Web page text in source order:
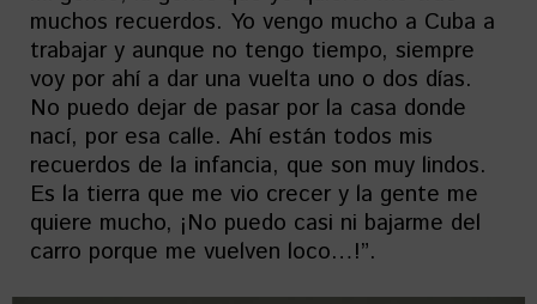
muchos recuerdos. Yo vengo mucho a Cuba a
trabajar y aunque no tengo tiempo, siempre
voy por ahí a dar una vuelta uno o dos días.
No puedo dejar de pasar por la casa donde
nací, por esa calle. Ahí están todos mis
recuerdos de la infancia, que son muy lindos.
Es la tierra que me vio crecer y la gente me
quiere mucho, ¡No puedo casi ni bajarme del
carro porque me vuelven loco…!”.